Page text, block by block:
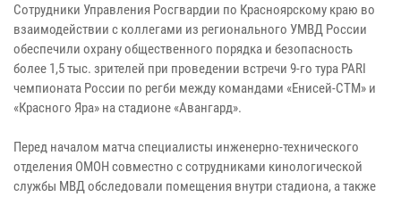
Сотрудники Управления Росгвардии по Красноярскому краю во
взаимодействии с коллегами из регионального УМВД России
обеспечили охрану общественного порядка и безопасность
более 1,5 тыс. зрителей при проведении встречи 9-го тура PARI
чемпионата России по регби между командами «Енисей-СТМ» и
«Красного Яра» на стадионе «Авангард».
Перед началом матча специалисты инженерно-технического
отделения ОМОН совместно с сотрудниками кинологической
службы МВД обследовали помещения внутри стадиона, а также